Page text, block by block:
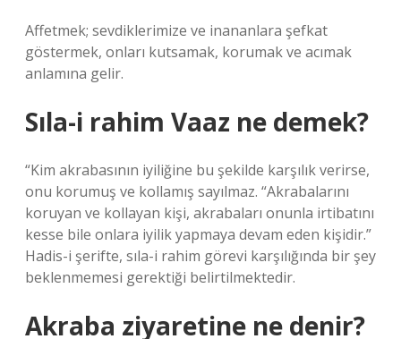
Affetmek; sevdiklerimize ve inananlara şefkat
göstermek, onları kutsamak, korumak ve acımak
anlamına gelir.
Sıla-i rahim Vaaz ne demek?
“Kim akrabasının iyiliğine bu şekilde karşılık verirse,
onu korumuş ve kollamış sayılmaz. “Akrabalarını
koruyan ve kollayan kişi, akrabaları onunla irtibatını
kesse bile onlara iyilik yapmaya devam eden kişidir.”
Hadis-i şerifte, sıla-i rahim görevi karşılığında bir şey
beklenmemesi gerektiği belirtilmektedir.
Akraba ziyaretine ne denir?